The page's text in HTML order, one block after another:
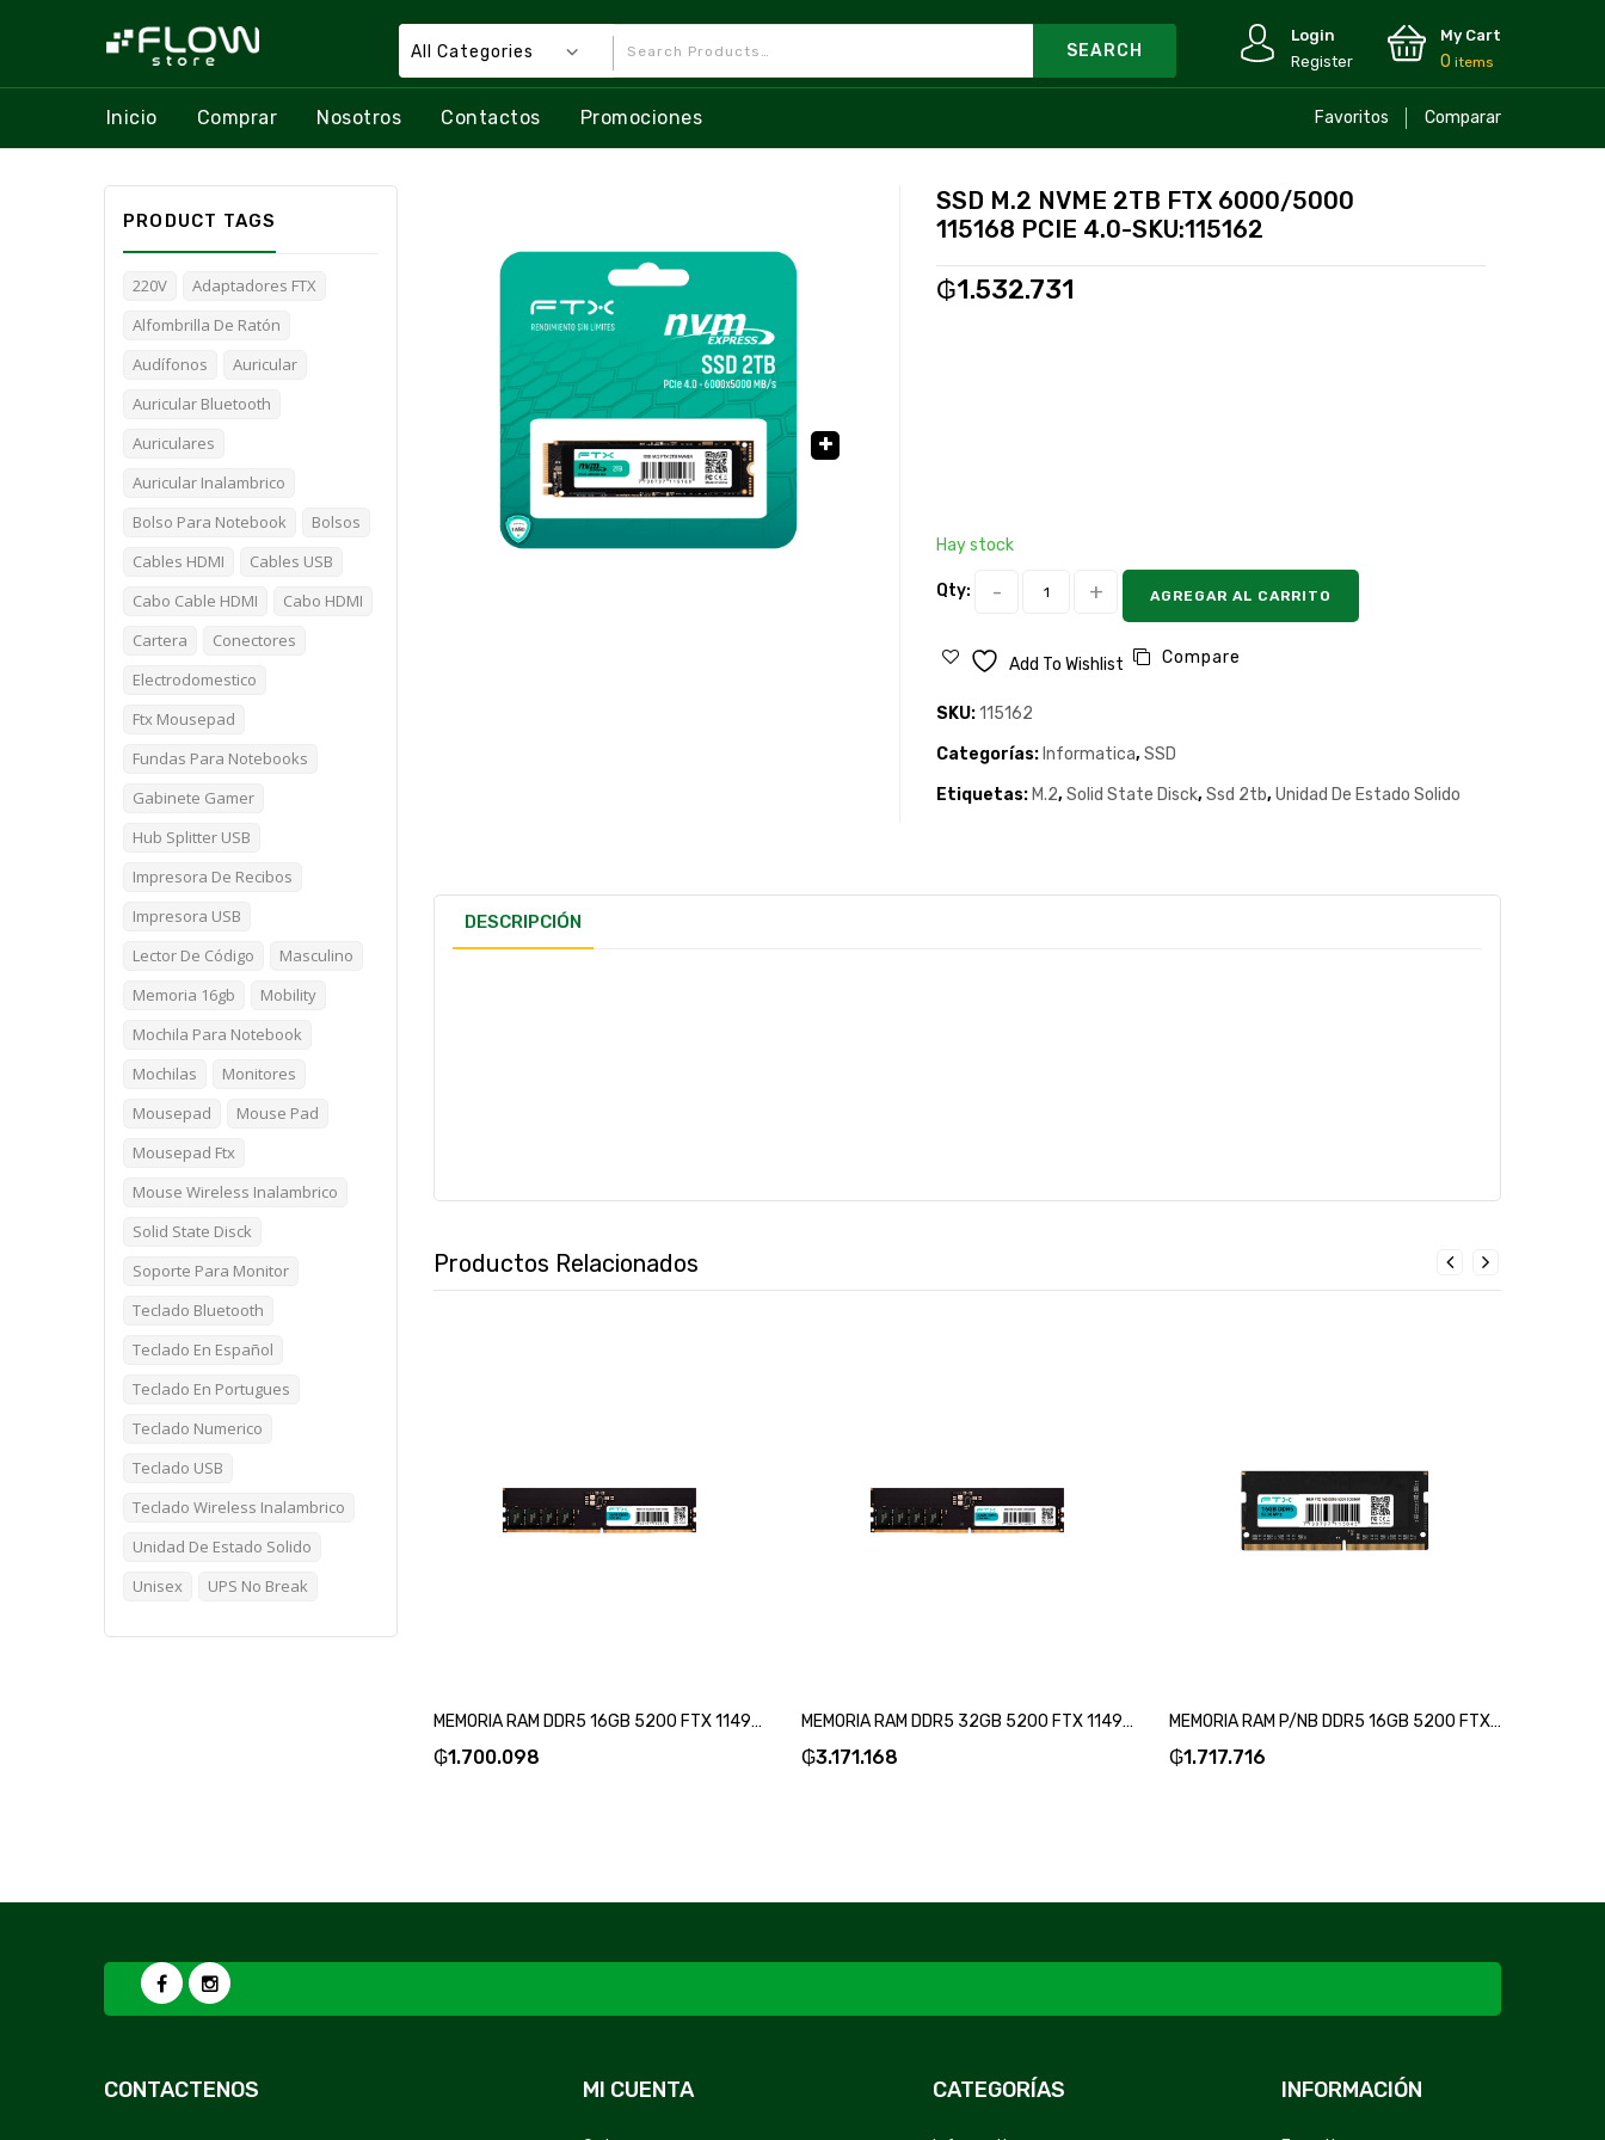
All Categories
Login
Register
My Cart
0 items
Inicio Comprar Nosotros Contactos Promociones Favoritos Comparar
PRODUCT TAGS
220V
Adaptadores FTX
Alfombrilla De Ratón
Audífonos
Auricular
Auricular Bluetooth
Auriculares
Auricular Inalambrico
Bolso Para Notebook
Bolsos
Cables HDMI
Cables USB
Cabo Cable HDMI
Cabo HDMI
Cartera
Conectores
Electrodomestico
Ftx Mousepad
Fundas Para Notebooks
Gabinete Gamer
Hub Splitter USB
Impresora De Recibos
Impresora USB
Lector De Código
Masculino
Memoria 16gb
Mobility
Mochila Para Notebook
Mochilas
Monitores
Mousepad
Mouse Pad
Mousepad Ftx
Mouse Wireless Inalambrico
Solid State Disck
Soporte Para Monitor
Teclado Bluetooth
Teclado En Español
Teclado En Portugues
Teclado Numerico
Teclado USB
Teclado Wireless Inalambrico
Unidad De Estado Solido
Unisex
UPS No Break
SSD M.2 NVME 2TB FTX 6000/5000
115168 PCIE 4.0-SKU:115162
₲1.532.731
Hay stock
Qty: AGREGAR AL CARRITO
Add To Wishlist Compare
SKU:115162
Categorías: Informatica,SSD
Etiquetas: M.2,Solid State Disck,Ssd 2tb,Unidad De Estado Solido
DESCRIPCIÓN
Productos Relacionados
MEMORIA RAM DDR5 16GB 5200 FTX 114970-SKU:114974
₲1.700.098
MEMORIA RAM DDR5 32GB 5200 FTX 114987-SKU:114981
₲3.171.168
MEMORIA RAM P/NB DDR5 16GB 5200 FTX 115045-SKU:115049
₲1.717.716
CONTACTENOS MI CUENTA CATEGORÍAS INFORMACIÓN